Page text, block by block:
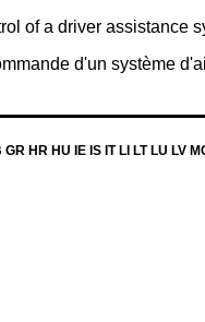
of a driver assistance
d'un système
HR HU IE IS IT LI LT LU LV